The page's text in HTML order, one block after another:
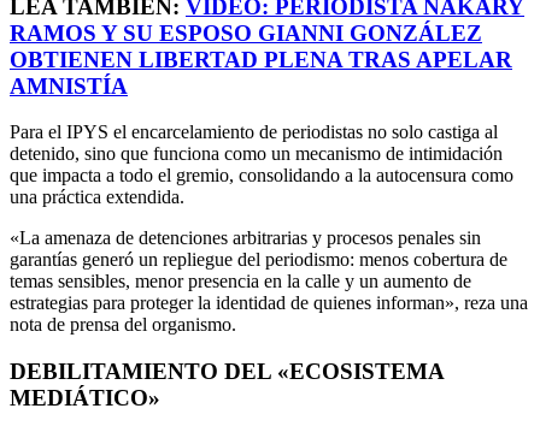
LEA TAMBIÉN: VIDEO: PERIODISTA NAKARY
RAMOS Y SU ESPOSO GIANNI GONZÁLEZ
OBTIENEN LIBERTAD PLENA TRAS APELAR
AMNISTÍA
Para el IPYS el encarcelamiento de periodistas no solo castiga al
detenido, sino que funciona como un mecanismo de intimidación
que impacta a todo el gremio, consolidando a la autocensura como
una práctica extendida.
«La amenaza de detenciones arbitrarias y procesos penales sin
garantías generó un repliegue del periodismo: menos cobertura de
temas sensibles, menor presencia en la calle y un aumento de
estrategias para proteger la identidad de quienes informan», reza una
nota de prensa del organismo.
DEBILITAMIENTO DEL «ECOSISTEMA
MEDIÁTICO»